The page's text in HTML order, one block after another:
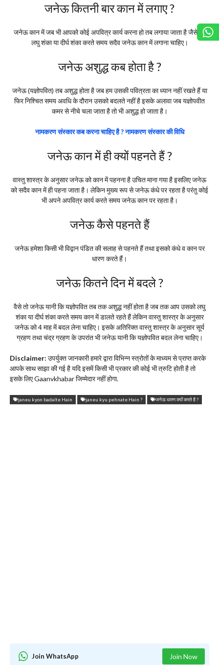
जनेऊ कितनी बार कान में लगाए ?
जनेऊ कान में जब भी आपको कोई अपवित्र कार्य करना हो तब लगाया जाता है जैसे कि
लघु शंका या दीर्घ शंका करते समय सदैव जनेऊ कान में लगाना चाहिए।
जनेऊ अशुद्ध कब होता है ?
जनेऊ (यज्ञोपवित) तब अशुद्ध होता है जब हम उसकी पवित्रता का ध्यान नहीं रखते हैं या
फिर निश्चित समय अवधि के दौरान उसको बदलते नहीं है इसके अलावा जब यज्ञोपवीत
कमर से नीचे चला जाता है तो भी अशुद्ध हो जाता है।
नामकरण संस्कार कब करना चाहिए है ? नामकरण संस्कार की विधि
जनेऊ कान में ही क्यों पहनते हैं ?
वास्तु शास्त्र के अनुसार जनेऊ को कान में पहनना है उचित माना गया है इसलिए जनेऊ
को सदैव कान में ही पहना जाता है। लेकिन मुख्य रूप से जनेऊ कंधे पर रहता है परंतु कोई
भी अपने अपवित्र कार्य करते समय जनेऊ कान पर रहता है।
जनेऊ कैसे पहनते हैं
जनेऊ हमेशा किसी भी विद्वान पंडित की सलाह से पहनते हैं तथा इसको कंधे व कान पर
धारण करते हैं।
जनेऊ कितने दिन में बदले ?
वैसे तो जनेऊ यानी कि यज्ञोपवित तब तक अशुद्ध नहीं होता है जब तक आप उसको लघु
शंका या दीर्घ शंका करते समय कान में डालते रहते हैं लेकिन वास्तु शास्त्र के अनुसार
जनेऊ को 4 माह में बदल लेना चाहिए। इसके अतिरिक्त वास्तु शास्त्र के अनुसार सूर्य
ग्रहण तथा चंद्र ग्रहण के उपरांत भी जनेऊ यानी कि यज्ञोपवित बदल लेना चाहिए।
Disclaimer: उपर्युक्त जानकारी हमारे द्वारा विभिन्न स्त्रोतों के माध्यम से प्राप्त करके
आपके साथ साझा की गई है यदि इसमें किसी भी प्रकार की कोई भी त्रुटि होती है तो
इसके लिए Gaanvkhabar जिम्मेदार नहीं होगा.
janeu kyon badalte Hain janeu kyu pehnate Hain ? जनेऊ धारण क्यों करते है ?
Join WhatsApp Join Now